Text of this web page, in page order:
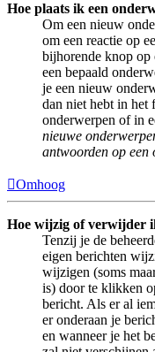
Hoe plaats ik een
Om een nieuw
om een reactie op
bijhorende knop op
een bepaald
je een nieuw
dan niet hebt in het
onderwerpen of in
nieuwe
antwoorden op
Omhoog
Hoe wijzig of verwijder
Tenzij je de
eigen berichten
wijzigen (soms
is) door te klikken
bericht. Als er al
er onderaan je
en wanneer je het